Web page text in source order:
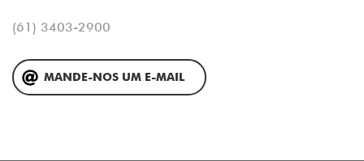
(61) 3403-2900
MANDE-NOS UM E-MAIL